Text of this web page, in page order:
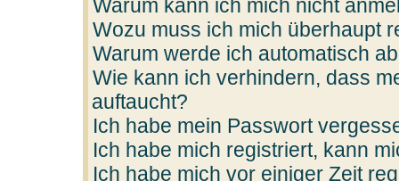
Warum kann ich mich nicht
Wozu muss ich mich überhaupt
Warum werde ich automatisch
Wie kann ich verhindern, dass
auftaucht?
Ich habe mein Passwort
Ich habe mich registriert, kann
Ich habe mich vor einiger Zeit